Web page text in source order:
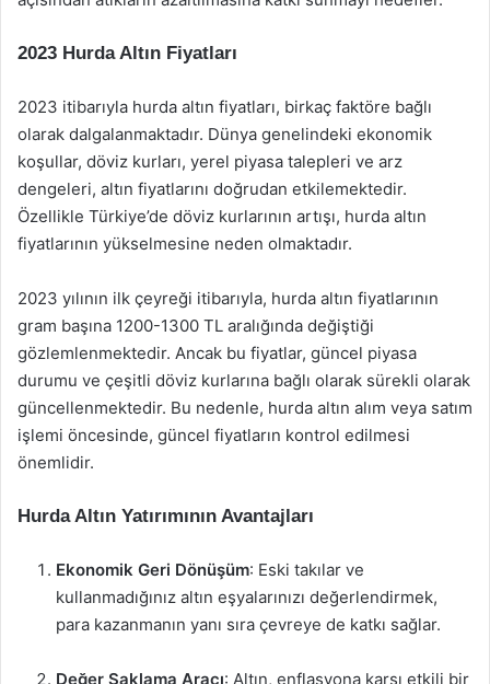
2023 Hurda Altın Fiyatları
2023 itibarıyla hurda altın fiyatları, birkaç faktöre bağlı
olarak dalgalanmaktadır. Dünya genelindeki ekonomik
koşullar, döviz kurları, yerel piyasa talepleri ve arz
dengeleri, altın fiyatlarını doğrudan etkilemektedir.
Özellikle Türkiye’de döviz kurlarının artışı, hurda altın
fiyatlarının yükselmesine neden olmaktadır.
2023 yılının ilk çeyreği itibarıyla, hurda altın fiyatlarının
gram başına 1200-1300 TL aralığında değiştiği
gözlemlenmektedir. Ancak bu fiyatlar, güncel piyasa
durumu ve çeşitli döviz kurlarına bağlı olarak sürekli olarak
güncellenmektedir. Bu nedenle, hurda altın alım veya satım
işlemi öncesinde, güncel fiyatların kontrol edilmesi
önemlidir.
Hurda Altın Yatırımının Avantajları
Ekonomik Geri Dönüşüm: Eski takılar ve
kullanmadığınız altın eşyalarınızı değerlendirmek,
para kazanmanın yanı sıra çevreye de katkı sağlar.
Değer Saklama Aracı: Altın, enflasyona karşı etkili bir